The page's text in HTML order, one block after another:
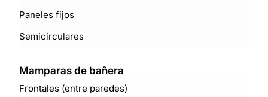
Paneles fijos
Semicirculares
Mamparas de bañera
Frontales (entre paredes)